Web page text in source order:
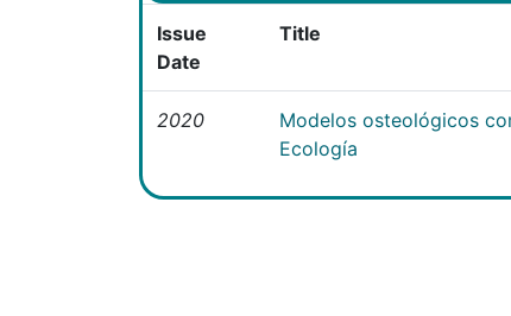
Issue
Date
Title
2020
Modelos osteológicos
Ecología